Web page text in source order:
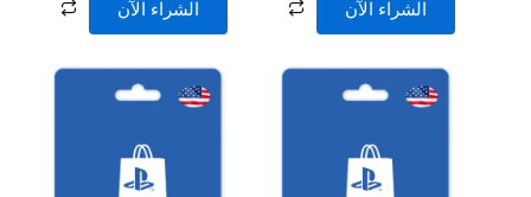
الشراء الآن الشراء الآن